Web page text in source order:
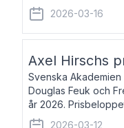
språkforskning och
och Karin Forsberg
2026-03-16
Axel Hirschs
Svenska Akademien
Douglas Feuk och
år 2026.
Johan Erséus, född
2026-03-12